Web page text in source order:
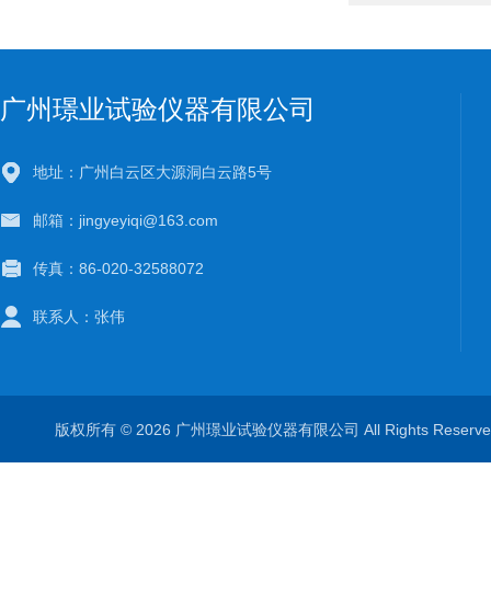
广州璟业试验仪器有限公司
地址：广州白云区大源洞白云路5号
邮箱：jingyeyiqi@163.com
传真：86-020-32588072
联系人：张伟
版权所有 © 2026 广州璟业试验仪器有限公司 All Rights